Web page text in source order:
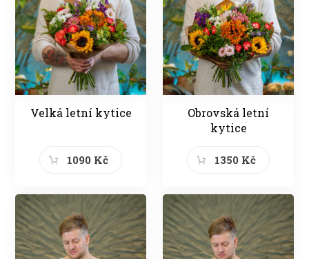
Velká letní kytice
1090 Kč
Obrovská letní
kytice
1350 Kč